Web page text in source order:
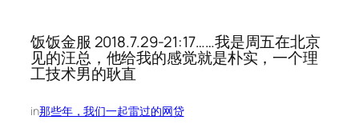
饭饭金服 2018.7.29-21:17……我是周五在北京
见的汪总，他给我的感觉就是朴实，一个理
工技术男的耿直
in那些年，我们一起雷过的网贷